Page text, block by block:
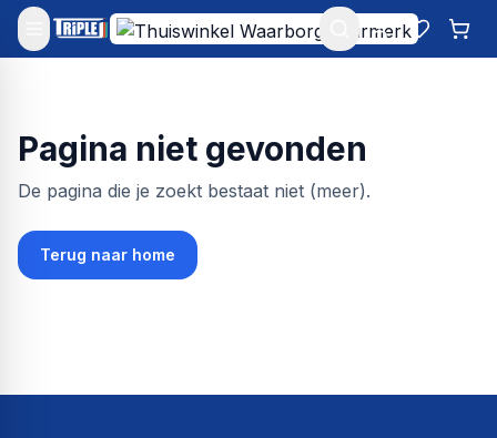
Mijn account
Pagina niet gevonden
De pagina die je zoekt bestaat niet (meer).
Terug naar home